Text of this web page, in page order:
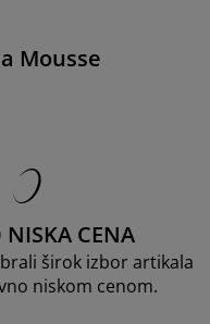
Mousse
NISKA CENA
širok izbor artikala
niskom cenom.